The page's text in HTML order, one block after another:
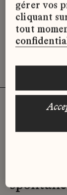
Désolé, il
d’offres
moment.
Vous
qui
gérer vos
cliquant
tout
accepter les cookies strictement